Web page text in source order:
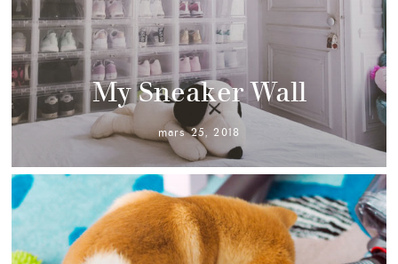
My Sneaker Wall
mars 25, 2018